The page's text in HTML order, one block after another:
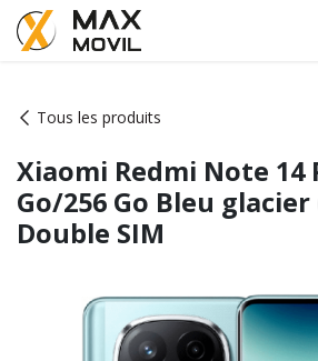
Se rendre au contenu
Tous les produits
Xiaomi Redmi Note 14
Go/256 Go Bleu
Double SIM